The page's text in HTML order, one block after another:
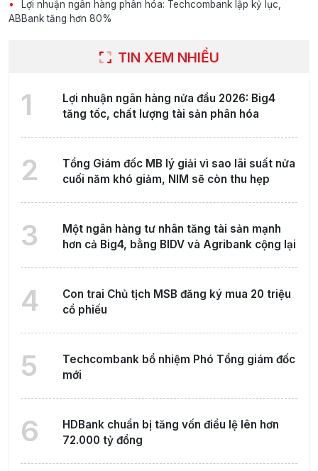
Lợi nhuận ngân hàng phân hóa: Techcombank lập kỷ lục,
ABBank tăng hơn 80%
TIN XEM NHIỀU
1
Lợi nhuận ngân hàng nửa đầu 2026: Big4
tăng tốc, chất lượng tài sản phân hóa
2
Tổng Giám đốc MB lý giải vì sao lãi suất nửa
cuối năm khó giảm, NIM sẽ còn thu hẹp
3
Một ngân hàng tư nhân tăng tài sản mạnh
hơn cả Big4, bằng BIDV và Agribank cộng lại
4
Con trai Chủ tịch MSB đăng ký mua 20 triệu
cổ phiếu
5
Techcombank bổ nhiệm Phó Tổng giám đốc
mới
6
HDBank chuẩn bị tăng vốn điều lệ lên hơn
72.000 tỷ đồng